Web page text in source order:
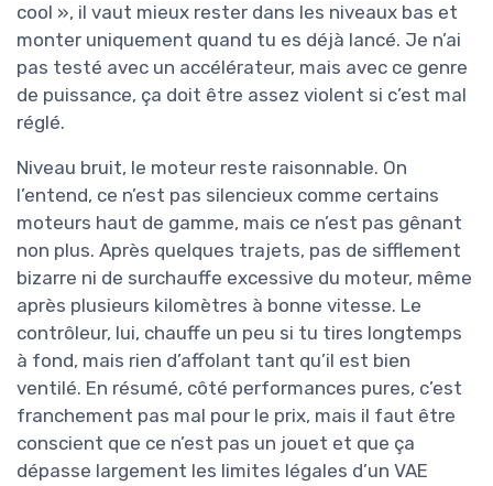
cool », il vaut mieux rester dans les niveaux bas et
monter uniquement quand tu es déjà lancé. Je n’ai
pas testé avec un accélérateur, mais avec ce genre
de puissance, ça doit être assez violent si c’est mal
réglé.
Niveau bruit, le moteur reste raisonnable. On
l’entend, ce n’est pas silencieux comme certains
moteurs haut de gamme, mais ce n’est pas gênant
non plus. Après quelques trajets, pas de sifflement
bizarre ni de surchauffe excessive du moteur, même
après plusieurs kilomètres à bonne vitesse. Le
contrôleur, lui, chauffe un peu si tu tires longtemps
à fond, mais rien d’affolant tant qu’il est bien
ventilé. En résumé, côté performances pures, c’est
franchement pas mal pour le prix, mais il faut être
conscient que ce n’est pas un jouet et que ça
dépasse largement les limites légales d’un VAE